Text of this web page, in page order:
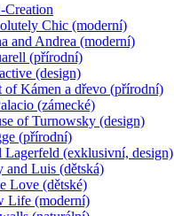
Creation
Chic (moderní)
and Andrea (moderní)
(přírodní)
(design)
of Kámen a dřevo (přírodní)
(zámecké)
of Turnowsky (design)
(přírodní)
Lagerfeld (exklusivní, design)
and Luis (dětská)
Love (dětské)
Life (moderní)